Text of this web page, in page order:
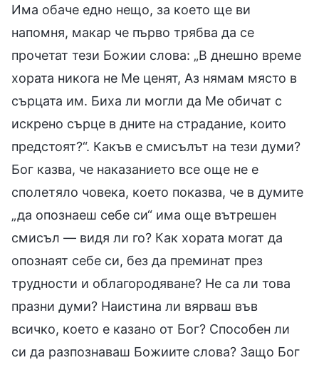
Има обаче едно нещо, за което ще ви
напомня, макар че първо трябва да се
прочетат тези Божии слова: „В днешно време
хората никога не Ме ценят, Аз нямам място в
сърцата им. Биха ли могли да Ме обичат с
искрено сърце в дните на страдание, които
предстоят?“. Какъв е смисълът на тези думи?
Бог казва, че наказанието все още не е
сполетяло човека, което показва, че в думите
„да опознаеш себе си“ има още вътрешен
смисъл — видя ли го? Как хората могат да
опознаят себе си, без да преминат през
трудности и облагородяване? Не са ли това
празни думи? Наистина ли вярваш във
всичко, което е казано от Бог? Способен ли
си да разпознаваш Божиите слова? Защо Бог